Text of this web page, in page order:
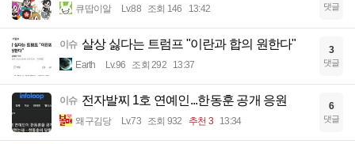
큐땁이알 Lv.88 조회 146 13:42 댓글
이슈 살상 싫다는 트럼프 "이란과 합의 원한다"
Earth Lv.96 조회 292 13:37
3
댓글
이슈 전자발찌 1호 연예인...한동훈 공개 응원
왜구김당 Lv.73 조회 932 추천 3 13:34
6
댓글